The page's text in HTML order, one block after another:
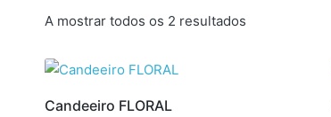
A mostrar todos os 2 resultados
Candeeiro FLORAL